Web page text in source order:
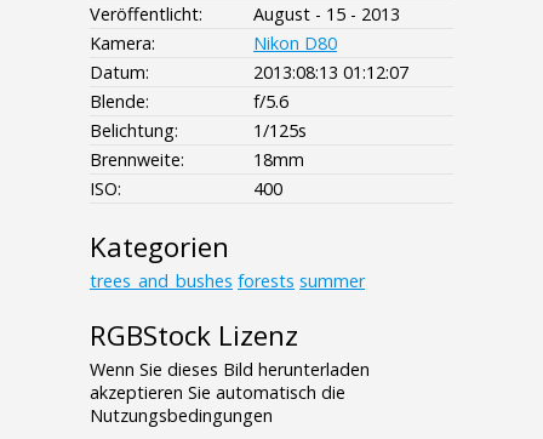
Veröffentlicht:
August - 15 - 2013
Kamera:
Nikon D80
Datum:
2013:08:13 01:12:07
Blende:
f/5.6
Belichtung:
1/125s
Brennweite:
18mm
ISO:
400
Kategorien
trees_and_bushes forests summer
RGBStock Lizenz
Wenn Sie dieses Bild herunterladen
akzeptieren Sie automatisch die
Nutzungsbedingungen